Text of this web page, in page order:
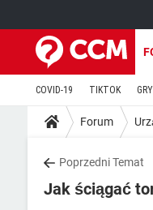
COVID-19 TIKTOK GRY
Forum
Poprzedni Temat
Jak ściągać